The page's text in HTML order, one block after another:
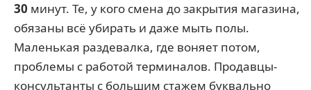
30 минут. Те, у кого смена до закрытия магазина,
обязаны всё убирать и даже мыть полы.
Маленькая раздевалка, где воняет потом,
проблемы с работой терминалов. Продавцы-
консультанты с большим стажем буквально